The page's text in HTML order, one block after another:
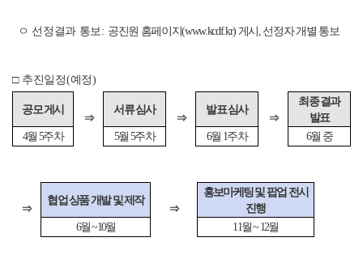
ㅇ 선정결과 통보: 공진원 홈페이지(www.kcdf.kr) 게시 , 선정자 개별 통보
□ 추진일정(예정)
공모 게시
⇒
서류 심사
⇒
발표 심사
⇒
최종 결과
발표
4월 5주차 5월 5주차 6월 1주차 6월 중
⇒
협업 상품 개발 및 제작
⇒
홍보마케팅 및 팝업 전시
진행
6월~10월 11월~ 12월